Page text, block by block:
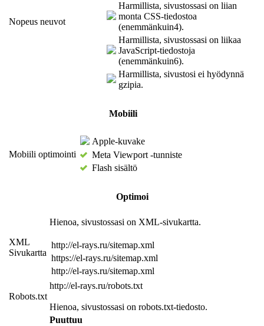
Nopeus neuvot
Harmillista, sivustossasi on liian
monta CSS-tiedostoa
(enemmänkuin4).
Harmillista, sivustossasi on liikaa
JavaScript-tiedostoja
(enemmänkuin6).
Harmillista, sivustosi ei hyödynnä
gzipia.
Mobiili
Mobiili optimointi
Apple-kuvake
Meta Viewport -tunniste
Flash sisältö
Optimoi
XML
Sivukartta
Hienoa, sivustossasi on XML-sivukartta.
http://el-rays.ru/sitemap.xml
https://el-rays.ru/sitemap.xml
http://el-rays.ru/sitemap.xml
Robots.txt
http://el-rays.ru/robots.txt
Hienoa, sivustossasi on robots.txt-tiedosto.
Puuttuu